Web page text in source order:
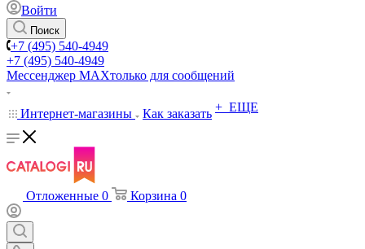
Войти
Поиск
+7 (495) 540-4949
+7 (495) 540-4949
Мессенджер МАХтолько для сообщений
Интернет-магазины Как заказать + ЕЩЕ
Отложенные 0 Корзина 0